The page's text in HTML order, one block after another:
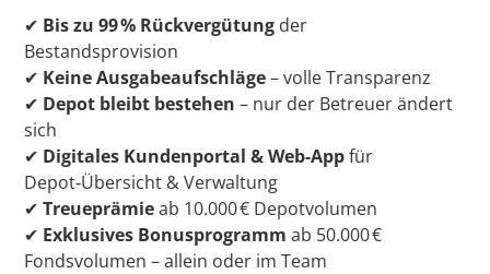
✔ Bis zu 99 % Rückvergütung der
Bestandsprovision
✔ Keine Ausgabeaufschläge– volle Transparenz
✔ Depot bleibt bestehen – nur der Betreuer ändert
sich
✔ Digitales Kundenportal & Web-Appfür
Depot‑Übersicht & Verwaltung
✔Treueprämieab 10.000 € Depotvolumen
✔ Exklusives Bonusprogramm ab 50.000 €
Fondsvolumen – allein oder im Team